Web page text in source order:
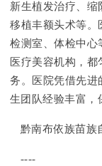
新生植发治疗、
移植丰额头术等。
检测室、体检中心
医疗美容机构，
务。医院凭借先进
生团队经验丰富，
黔南布依族苗族
----